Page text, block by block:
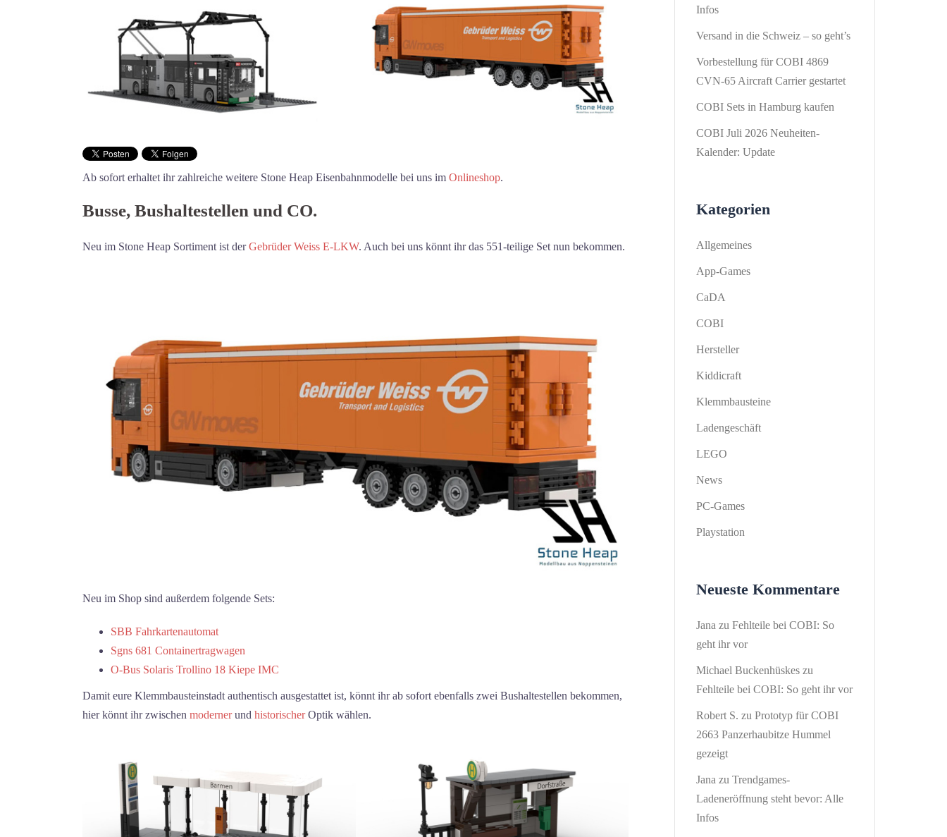
Ab sofort erhaltet ihr zahlreiche weitere Stone Heap Eisenbahnmodelle bei uns im Onlineshop.
Busse, Bushaltestellen und CO.
Neu im Stone Heap Sortiment ist derGebrüder Weiss E-LKW. Auch bei uns könnt ihr das 551-teilige Set nun bekommen.
Neu im Shop sind außerdem folgende Sets:
SBB Fahrkartenautomat
Sgns 681 Containertragwagen
O-Bus Solaris Trollino 18 Kiepe IMC
Damit eure Klemmbausteinstadt authentisch ausgestattet ist, könnt ihr ab sofort ebenfalls zwei Bushaltestellen bekommen,
hier könnt ihr zwischen modernerund historischerOptik wählen.
Infos
Versand in die Schweiz – so geht’s
Vorbestellung für COBI 4869
CVN-65 Aircraft Carrier gestartet
COBI Sets in Hamburg kaufen
COBI Juli 2026 Neuheiten-
Kalender: Update
Kategorien
Allgemeines
App-Games
CaDA
COBI
Hersteller
Kiddicraft
Klemmbausteine
Ladengeschäft
LEGO
News
PC-Games
Playstation
Neueste Kommentare
Jana zu Fehlteile bei COBI: So
geht ihr vor
Michael Buckenhüskes zu
Fehlteile bei COBI: So geht ihr vor
Robert S. zu Prototyp für COBI
2663 Panzerhaubitze Hummel
gezeigt
Jana zu Trendgames-
Ladeneröffnung steht bevor: Alle
Infos